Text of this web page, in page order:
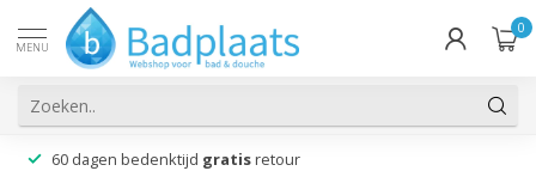
MENU
0
60 dagen bedenktijd gratis retour